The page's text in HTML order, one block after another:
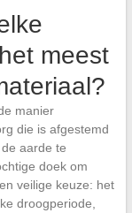
meest
manier
die is afgestemd
aarde te
doek om
veilige keuze: het
droogperiode,